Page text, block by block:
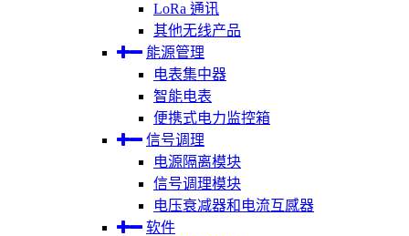
LoRa 通讯
其他无线产品
能源管理
电表集中器
智能电表
便携式电力监控箱
信号调理
电源隔离模块
信号调理模块
电压衰减器和电流互感器
软件